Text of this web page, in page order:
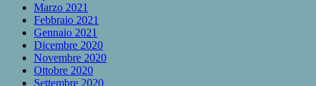
Marzo 2021
Febbraio 2021
Gennaio 2021
Dicembre 2020
Novembre 2020
Ottobre 2020
Settembre 2020